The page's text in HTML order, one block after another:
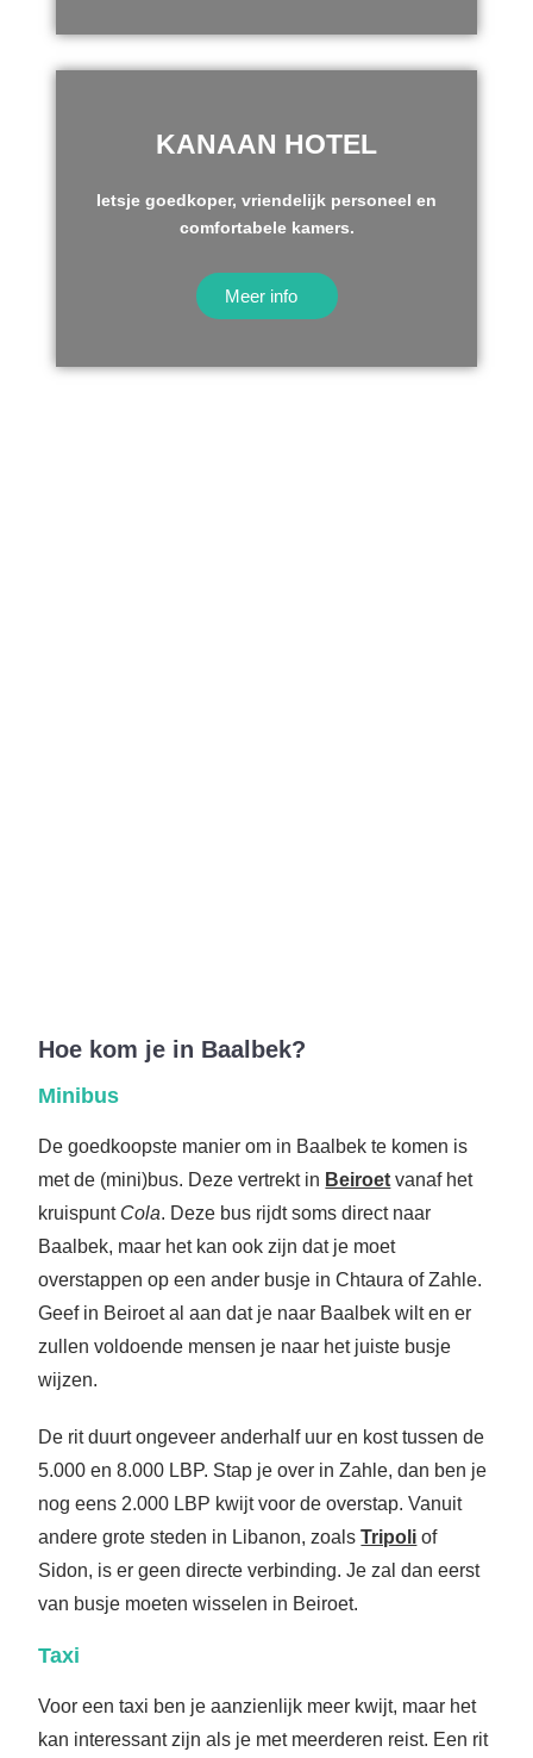
KANAAN HOTEL
Ietsje goedkoper, vriendelijk personeel en
comfortabele kamers.
Meer info
Hoe kom je in Baalbek?
Minibus
De goedkoopste manier om in Baalbek te komen is
met de (mini)bus. Deze vertrekt in Beiroet vanaf het
kruispunt Cola. Deze bus rijdt soms direct naar
Baalbek, maar het kan ook zijn dat je moet
overstappen op een ander busje in Chtaura of Zahle.
Geef in Beiroet al aan dat je naar Baalbek wilt en er
zullen voldoende mensen je naar het juiste busje
wijzen.
De rit duurt ongeveer anderhalf uur en kost tussen de
5.000 en 8.000 LBP. Stap je over in Zahle, dan ben je
nog eens 2.000 LBP kwijt voor de overstap. Vanuit
andere grote steden in Libanon, zoalsTripoli of
Sidon, is er geen directe verbinding. Je zal dan eerst
van busje moeten wisselen in Beiroet.
Taxi
Voor een taxi ben je aanzienlijk meer kwijt, maar het
kan interessant zijn als je met meerderen reist. Een rit